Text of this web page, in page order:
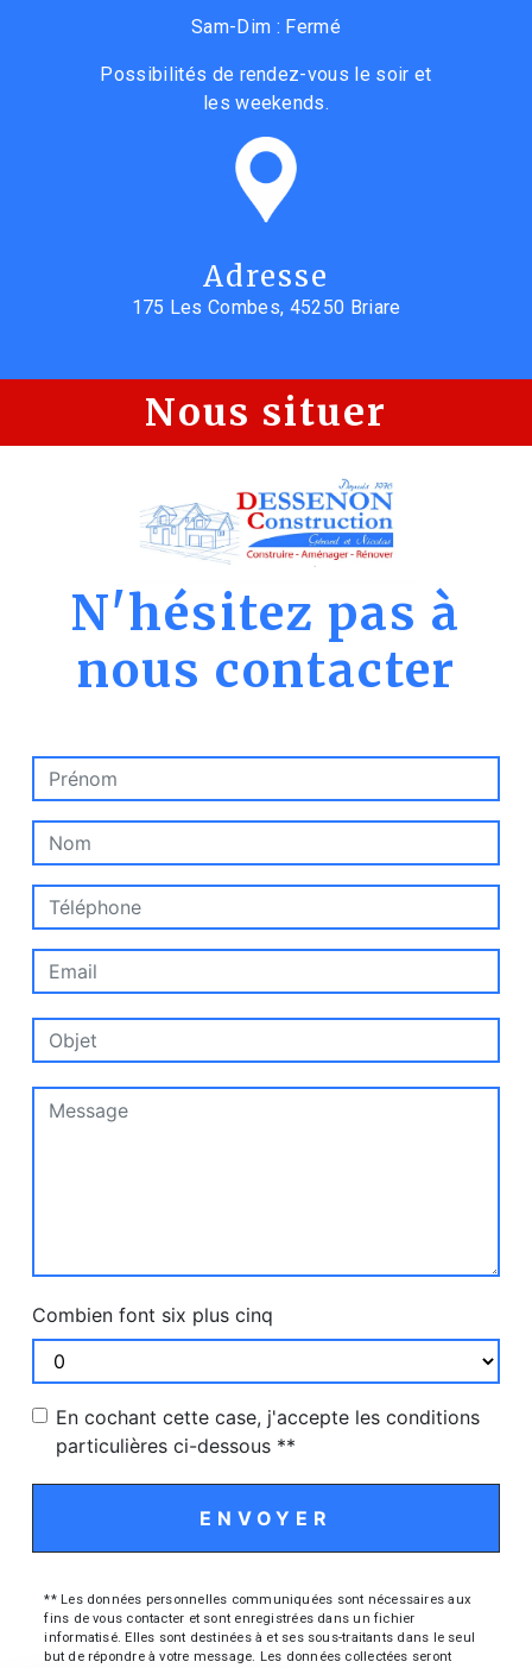
Sam-Dim : Fermé
Possibilités de rendez-vous le soir et
les weekends.
Adresse
175 Les Combes, 45250 Briare
Nous situer
N'hésitez pas à
nous contacter
Combien font six plus cinq
En cochant cette case, j'accepte les conditions
particulières ci-dessous **
ENVOYER
** Les données personnelles communiquées sont nécessaires aux
fins de vous contacter et sont enregistrées dans un fichier
informatisé. Elles sont destinées à et ses sous-traitants dans le seul
but de répondre à votre message. Les données collectées seront